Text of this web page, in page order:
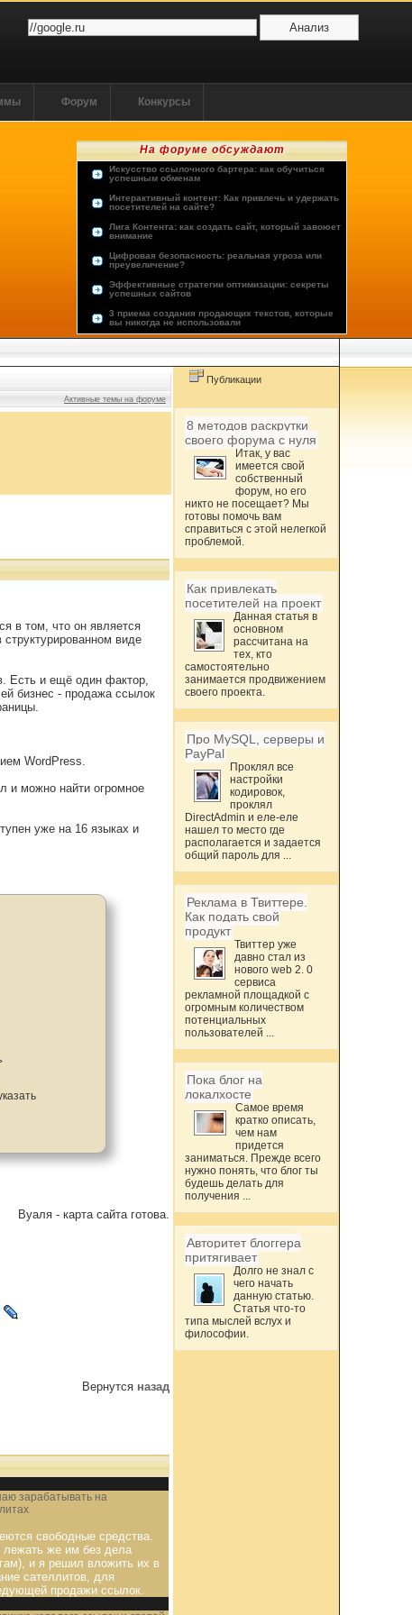
Форум Конкурсы
На форуме обсуждают
Искусство ссылочного бартера: как обучиться
успешным обменам
Интерактивный контент: Как привлечь и удержать
посетителей на сайте?
Лига Контента: как создать сайт, который завоюет
внимание
Цифровая безопасность: реальная угроза или
преувеличение?
Эффективные стратегии оптимизации: секреты
успешных сайтов
3 приема создания продающих текстов, которые
вы никогда не использовали
Опыт пользователей: лучшие хостинг-провайдеры
Активные темы на форуме
в том, что он является
виде
Есть и ещё один фактор,
бизнес - продажа ссылок
WordPress.
и можно найти огромное
уже на 16 языках и
Вуаля - карта сайта готова.
Вернутся назад
зарабатывать на
свободные средства.
лежать же им без дела
и я решил вложить их в
сателлитов, для
продажи ссылок.
Публикации
8 методов раскрутки
своего форума с нуля
Итак, у вас
имеется свой
собственный
форум, но его
никто не посещает? Мы
готовы помочь вам
справиться с этой нелегкой
проблемой.
Как привлекать
посетителей на проект
Данная статья в
основном
рассчитана на
тех, кто
самостоятельно
занимается продвижением
своего проекта.
Про MySQL, серверы и
PayPal
Проклял все
настройки
кодировок,
проклял
DirectAdmin и еле-еле
нашел то место где
располагается и задается
общий пароль для ...
Реклама в Твиттере.
Как подать свой
продукт
Твиттер уже
давно стал из
нового web 2. 0
сервиса
рекламной площадкой с
огромным количеством
потенциальных
пользователей ...
Пока блог на
локалхосте
Самое время
кратко описать,
чем нам
придется
заниматься. Прежде всего
нужно понять, что блог ты
будешь делать для
получения ...
Авторитет блоггера
притягивает
Долго не знал с
чего начать
данную статью.
Статья что-то
типа мыслей вслух и
философии.